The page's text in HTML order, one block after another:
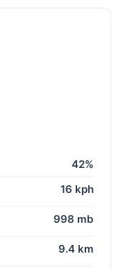
42%
16 kph
998 mb
9.4 km